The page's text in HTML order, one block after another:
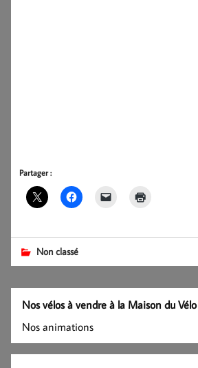
Partager :
Non classé
Nos vélos à vendre à la Maison du Vélo
Nos animations